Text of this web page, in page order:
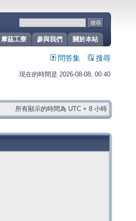
關於本站
參與我們
摩茲工寮
問答集 搜尋
現在的時間是 2026-08-08, 00:40
所有顯示的時間為 UTC + 8 小時